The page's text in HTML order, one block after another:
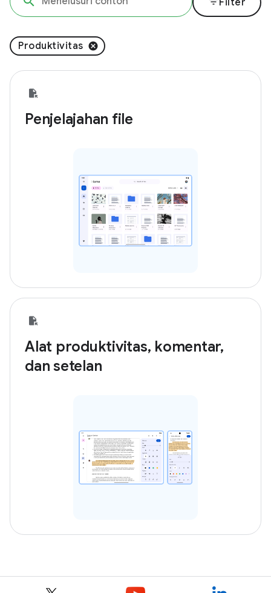
Filter
Produktivitas
Penjelajahan file
Alat produktivitas, komentar,
dan setelan